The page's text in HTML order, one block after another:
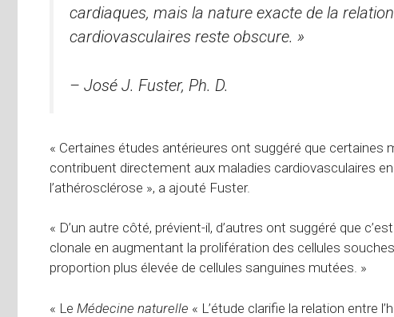
cardiaques, mais la nature exacte de la
cardiovasculaires reste obscure. »
– José J. Fuster, Ph. D.
« Certaines études antérieures ont suggéré que certaines
contribuent directement aux maladies cardiovasculaires
l’athérosclérose », a ajouté Fuster.
« D’un autre côté, prévient-il, d’autres ont suggéré que
clonale en augmentant la prolifération des cellules
proportion plus élevée de cellules sanguines mutées. »
« Le Médecine naturelle « L’étude clarifie la relation entre